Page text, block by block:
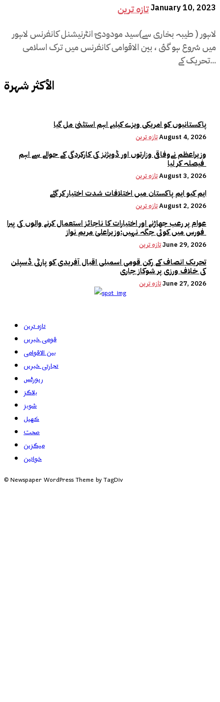
تازہ ترینJanuary 10, 2023
لاہور ( طیبہ بخاری سے)سید مودودیؒ انٹرنیشنل کانفرنس لاہور
میں شروع ہو گئی ، بین الاقوامی کانفرنس میں ترک اسلامی
تحریک کے...
الأكثر شهرة
پاکستانیوں کو امریکی ویزے کیلیے اہم استثنیٰ مل گیا
تازہ ترینAugust 4, 2026
وزیراعظم نےوفاقی وزارتوں اور ڈویژنز کی کارکردگی کے حوالے سے اہم
تازہ ترینAugust 3, 2026
ایم کیو ایم پاکستان میں اختلافات شدت اختیار کر گئے
تازہ ترینAugust 2, 2026
عوام پر رعب جھاڑنے اور اختیارات کا ناجائز استعمال کرنے والوں کی پیرا
تازہ ترینJune 29, 2026
تحریک انصاف کے رکن قومی اسمبلی اقبال آفریدی کو پارٹی ڈسپلن
کی خلاف ورزی پر شوکاز جاری
تازہ ترینJune 27, 2026
تازہ ترین
قومی خبریں
بین الاقوامی
تجارتی خبریں
رپورٹس
بلاگز
شوبز
کھیل
صحت
میگزین
خواتین
© Newspaper WordPress Theme by TagDiv